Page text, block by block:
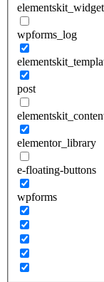
elementskit_widget
wpforms_log
post
elementor_library
e-floating-buttons
wpforms